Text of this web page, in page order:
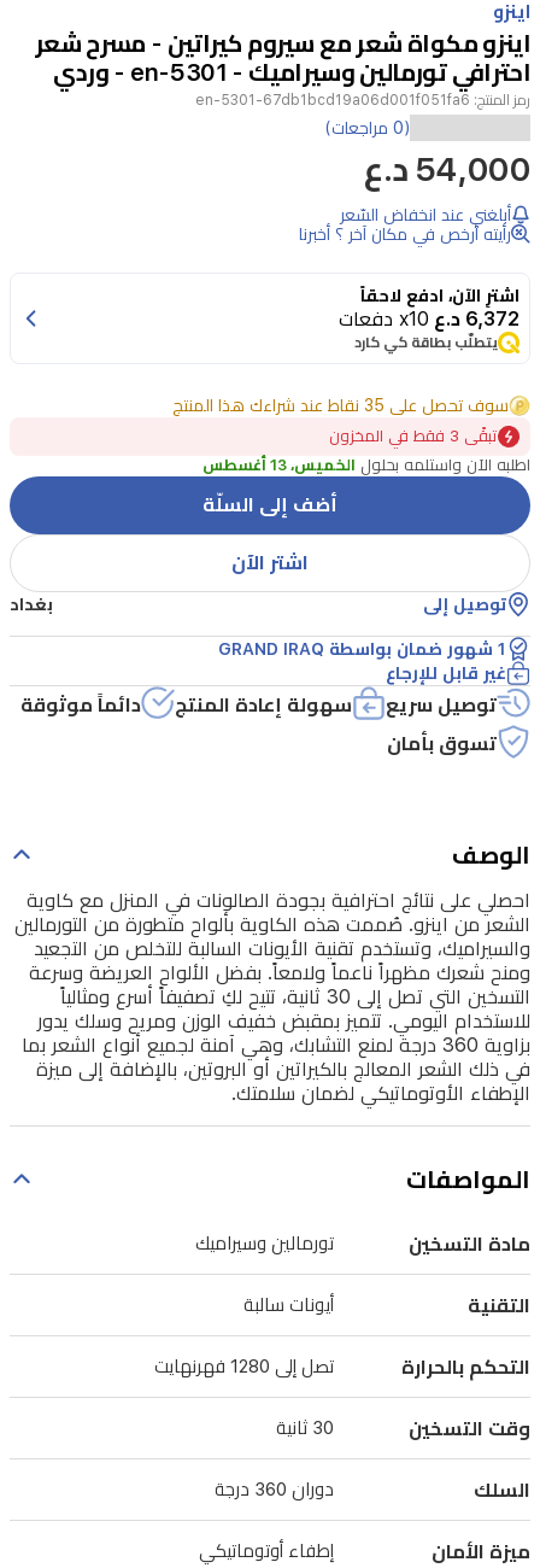
4
اينزو
اينزو مكواة شعر مع سيروم كيراتين - مسرح شعر
احترافي تورمالين وسيراميك - en-5301 - وردي
رمز المنتج: en-5301-67db1bcd19a06d001f051fa6
على
نتائج
احترافية
الصالونات
في
مع
كاوية
الشعر
من
اينزو.
صُممت
هذه
الكاوية
بألواح
متطورة
والسيراميك،
تقنية
الأيونات
السالبة
للتخلص
من
التجعيد
شعرك
ناعماً
بفضل
الألواح
العريضة
وسرعة
التسخين
التي
(0 مراجعات)
54,000 د.ع
أبلغني عند انخفاض السّعر
رأيته أرخص في مكان آخر ؟ أخبرنا
اشترِ الآن، ادفع لاحقاً
6,372 د.ع x10 دفعات
يتطلّب بطاقة كي كارد
سوف تحصل على 35 نقاط عند شراءك هذا المنتج
تبقًى 3 فقط في المخزون
اطلبه الآن واستلمه بحلول الخميس، 13 أغسطس
أضف إلى السلّة
اشتر الآن
توصيل إلى بغداد
1 شهور ضمان بواسطة GRAND IRAQ
غير قابل للإرجاع
توصيل سريع سهولة إعادة المنتج
دائماً موثوقة
تسوق بأمان
الوصف
احصلي على نتائج احترافية بجودة الصالونات في المنزل مع كاوية
الشعر من اينزو. صُممت هذه الكاوية بألواح متطورة من التورمالين
والسيراميك، وتستخدم تقنية الأيونات السالبة للتخلص من التجعيد
ومنح شعرك مظهراً ناعماً ولامعاً. بفضل الألواح العريضة وسرعة
التسخين التي تصل إلى 30 ثانية، تتيح لكِ تصفيفاً أسرع ومثالياً
للاستخدام اليومي. تتميز بمقبض خفيف الوزن ومريح وسلك يدور
بزاوية 360 درجة لمنع التشابك، وهي آمنة لجميع أنواع الشعر بما
في ذلك الشعر المعالج بالكيراتين أو البروتين، بالإضافة إلى ميزة
الإطفاء الأوتوماتيكي لضمان سلامتك.
المواصفات
مادة التسخين تورمالين وسيراميك
التقنية أيونات سالبة
التحكم بالحرارة تصل إلى 1280 فهرنهايت
وقت التسخين 30 ثانية
السلك دوران 360 درجة
ميزة الأمان إطفاء أوتوماتيكي